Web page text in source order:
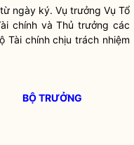
ngày ký. Vụ trưởng Vụ Tổ
chính và Thủ trưởng các
chính chịu trách nhiệm
BỘ TRƯỞNG